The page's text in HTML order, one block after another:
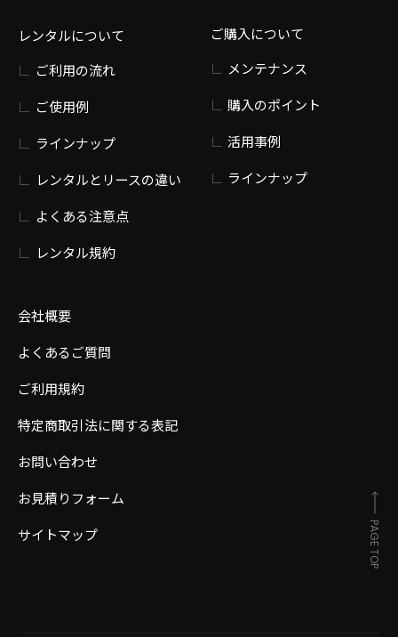
レンタルについて
ご利用の流れ
ご使用例
ラインナップ
レンタルとリースの違い
よくある注意点
レンタル規約
会社概要
よくあるご質問
ご利用規約
特定商取引法に関する表記
お問い合わせ
お見積りフォーム
サイトマップ
ご購入について
メンテナンス
購入のポイント
活用事例
ラインナップ
PAGE TOP